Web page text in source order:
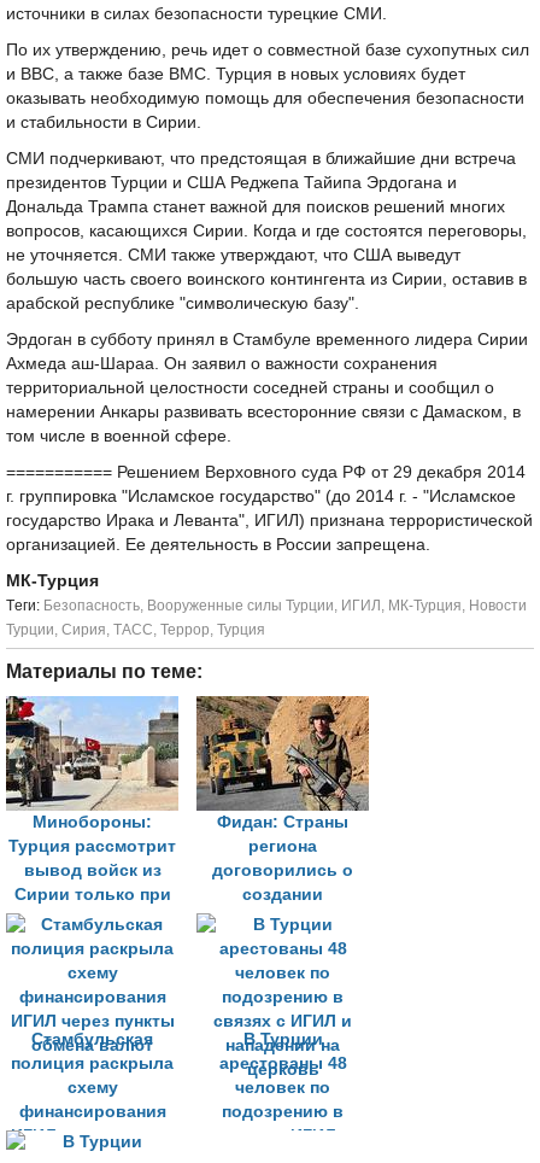
источники в силах безопасности турецкие СМИ.
По их утверждению, речь идет о совместной базе сухопутных сил
и ВВС, а также базе ВМС. Турция в новых условиях будет
оказывать необходимую помощь для обеспечения безопасности
и стабильности в Сирии.
СМИ подчеркивают, что предстоящая в ближайшие дни встреча
президентов Турции и США Реджепа Тайипа Эрдогана и
Дональда Трампа станет важной для поисков решений многих
вопросов, касающихся Сирии. Когда и где состоятся переговоры,
не уточняется. СМИ также утверждают, что США выведут
большую часть своего воинского контингента из Сирии, оставив в
арабской республике "символическую базу".
Эрдоган в субботу принял в Стамбуле временного лидера Сирии
Ахмеда аш-Шараа. Он заявил о важности сохранения
территориальной целостности соседней страны и сообщил о
намерении Анкары развивать всесторонние связи с Дамаском, в
том числе в военной сфере.
=========== Решением Верховного суда РФ от 29 декабря 2014
г. группировка "Исламское государство" (до 2014 г. - "Исламское
государство Ирака и Леванта", ИГИЛ) признана террористической
организацией. Ее деятельность в России запрещена.
МК-Турция
Tеги: Безопасность, Вооруженные силы Турции, ИГИЛ , МК-Турция, Новости
Турции, Сирия, ТАСС, Террор, Турция
Материалы по теме:
Минобороны:
Турция рассмотрит
вывод войск из
Сирии только при
устранении угрозы
терроризма
Фидан: Страны
региона
договорились о
создании
оперативного
центра для борьбы
с ИГИЛ
Стамбульская
полиция раскрыла
схему
финансирования
ИГИЛ через пункты
В Турции
арестованы 48
человек по
подозрению в
связях с ИГИЛ и